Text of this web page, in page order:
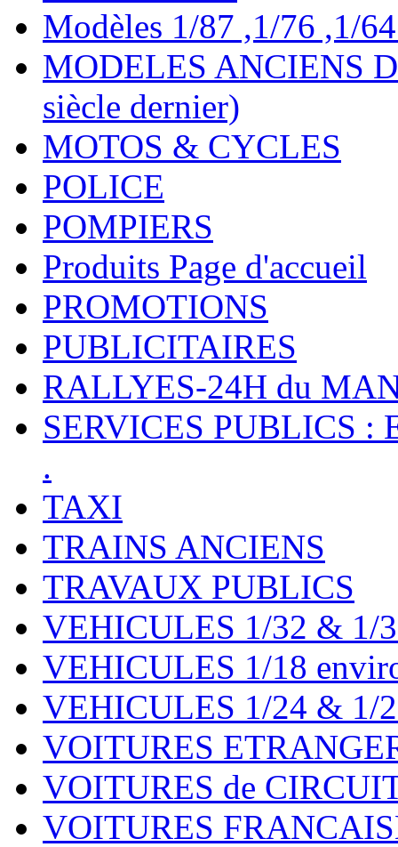
Modèles 1/87 ,1/76 ,1/
MODELES ANCIENS
siècle dernier)
MOTOS & CYCLES
POLICE
POMPIERS
Produits Page d'accueil
PROMOTIONS
PUBLICITAIRES
RALLYES-24H du
SERVICES PUBLICS :
.
TAXI
TRAINS ANCIENS
TRAVAUX PUBLICS
VEHICULES 1/32 & 1/
VEHICULES 1/18
VEHICULES 1/24 & 1/
VOITURES
VOITURES de
VOITURES